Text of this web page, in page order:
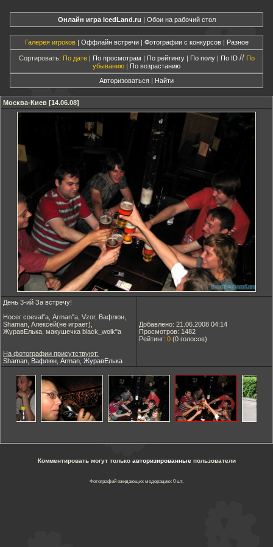
Онлайн игра IcedLand.ru | Обои на рабочий стол
Галерея игроков| Оффлайн встречи| Фотографии с конкурсов| Разное
Сортировать: По дате| По просмотрам | По рейтингу| По полу| По ID // По
убыванию | По возрастанию
Авторизоваться | Найти
Москва-Киев [14.06.08]
День 3-ий За встречу!
Носег coeval"а, Arman"а, Vzor, Вафлюн,
Shaman, Алексей(не играет),
ЖуравЕлька, макушечка black_wolk"а
На фотографии присутствуют:
Shaman Вафлюн Arman ЖуравЕлька
Добавлено: 21.06.2008 04:14
Просмотров: 1482
Рейтинг: 0 (0 голосов)
Комментировать могут только авторизированныепользователи
Фотографий ожидающих модерацию: 0 шт.